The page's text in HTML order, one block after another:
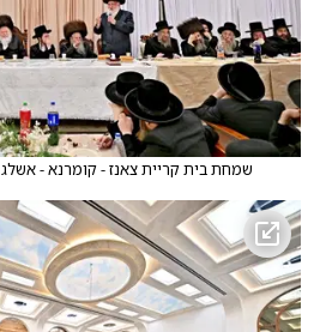
שמחת בית קריית צאנז - קומרנא - אשלג